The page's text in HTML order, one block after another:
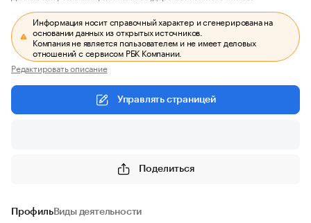
Информация носит справочный характер и сгенерирована на
основании данных из открытых источников.
Компания не является пользователем и не имеет деловых
отношений с сервисом РБК Компании.
Редактировать описание
Управлять страницей
Поделиться
ПрофильВиды деятельности